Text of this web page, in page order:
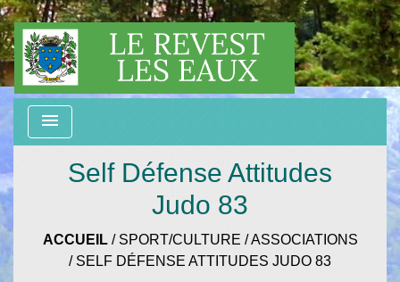
menu
Self Défense Attitudes
Judo 83
ACCUEIL/ SPORT/CULTURE /ASSOCIATIONS
/ SELF DÉFENSE ATTITUDES JUDO 83